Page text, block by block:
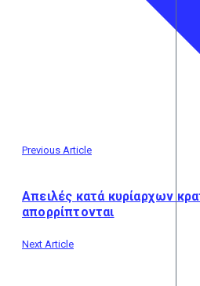
Previous Article
Απειλές κατά κυρίαρχων
απορρίπτονται
Next Article